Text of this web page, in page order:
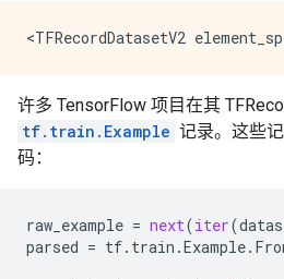
许多 TensorFlow 项目在其
tf.train.Example 记录。这些
码：
raw_example = next(iter(
parsed = tf. train .Example.